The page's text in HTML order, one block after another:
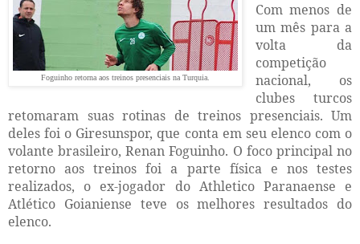
Foguinho retorna aos treinos presenciais na Turquia.
Com menos de
um mês para a
volta da
competição
nacional, os
clubes turcos
retomaram suas rotinas de treinos presenciais. Um
deles foi o Giresunspor, que conta em seu elenco com o
volante brasileiro, Renan Foguinho. O foco principal no
retorno aos treinos foi a parte física e nos testes
realizados, o ex-jogador do Athletico Paranaense e
Atlético Goianiense teve os melhores resultados do
elenco.